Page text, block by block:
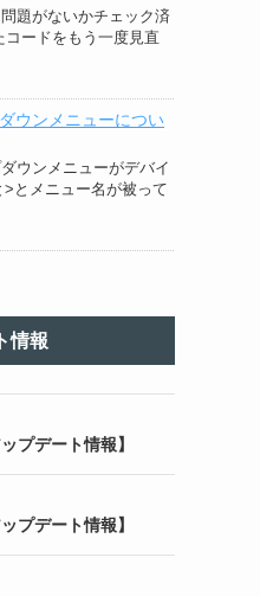
題がないかチェック済
ードをもう一度見直
ウンメニューについ
ウンメニューがデバイ
とメニュー名が被って
情報
プデート情報】
プデート情報】